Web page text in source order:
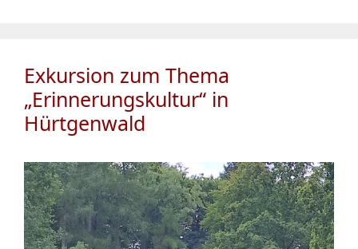
Exkursion zum Thema
„Erinnerungskultur“ in
Hürtgenwald